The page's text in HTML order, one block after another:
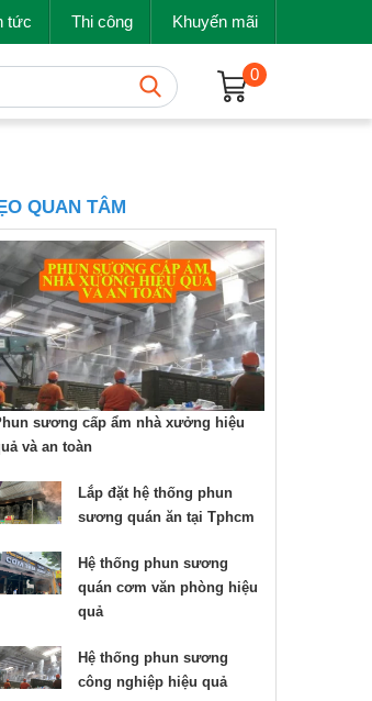
tức Thi công Khuyến mãi
0
QUAN TÂM
sương cấp ẩm nhà xưởng hiệu
và an toàn
Lắp đặt hệ thống phun
sương quán ăn tại Tphcm
Hệ thống phun sương
quán cơm văn phòng hiệu
quả
Hệ thống phun sương
công nghiệp hiệu quả